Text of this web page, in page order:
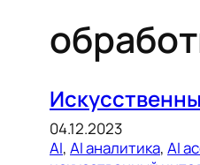
04.12.2023
AI, AI аналитика, AI